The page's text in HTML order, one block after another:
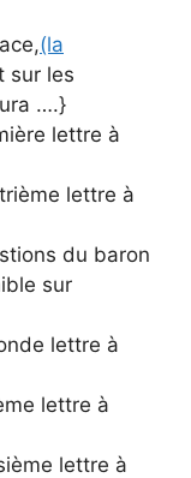
(la
sur les
….}
lettre à
lettre à
du baron
sur
lettre à
lettre à
lettre à